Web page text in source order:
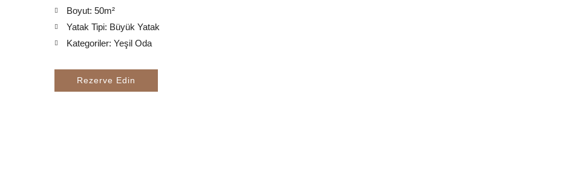
Boyut: 50m²
Yatak Tipi: Büyük Yatak
Kategoriler: Yeşil Oda
Rezerve Edin